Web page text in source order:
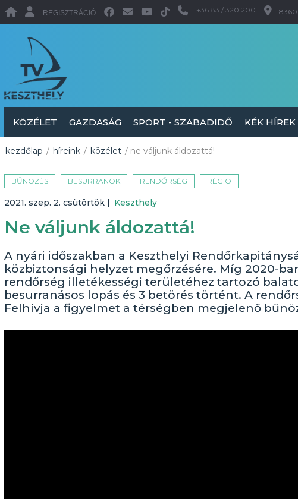
REGISZTRÁCIÓ +36 83 / 320 200 8360
KÖZÉLET GAZDASÁG SPORT - SZABADIDŐ KÉK HÍREK
kezdőlap / híreink / közélet / ne váljunk áldozattá!
BŰNÖZÉS BESURRANÓK RENDŐRSÉG RÉGIÓ
2021. szep. 2. csütörtök | Keszthely
Ne váljunk áldozattá!
A nyári időszakban a Keszthelyi
közbiztonsági helyzet megőrzésére. Míg 2020-
rendőrség illetékességi területéhez tartozó
besurranásos lopás és 3 betörés történt. A
Felhívja a figyelmet a térségben megjelenő